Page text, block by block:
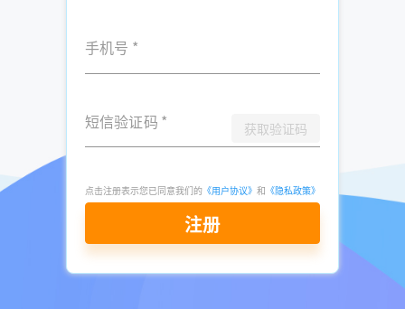
手机号 *
短信验证码 * 获取验证码
点击注册表示您已同意我们的 《用户协议》 和 《隐私政策》
注册